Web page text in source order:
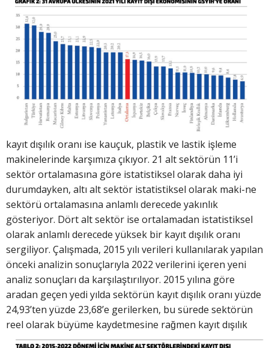
kayıt dışılık oranı ise kauçuk, plastik ve lastik işleme
makinelerinde karşımıza çıkıyor. 21 alt sektörün 11’i
sektör ortalamasına göre istatistiksel olarak daha iyi
durumdayken, altı alt sektör istatistiksel olarak maki-ne
sektörü ortalamasına anlamlı derecede yakınlık
gösteriyor. Dört alt sektör ise ortalamadan istatistiksel
olarak anlamlı derecede yüksek bir kayıt dışılık oranı
sergiliyor. Çalışmada, 2015 yılı verileri kullanılarak yapılan
önceki analizin sonuçlarıyla 2022 verilerini içeren yeni
analiz sonuçları da karşılaştırılıyor. 2015 yılına göre
aradan geçen yedi yılda sektörün kayıt dışılık oranı yüzde
24,93’ten yüzde 23,68’e gerilerken, bu sürede sektörün
reel olarak büyüme kaydetmesine rağmen kayıt dışılık